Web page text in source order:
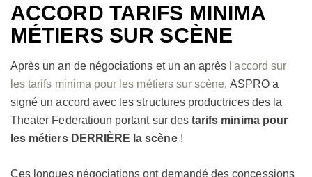
ACCORD TARIFS MINIMA
MÉTIERS SUR SCÈNE
Après un an de négociations et un an après l'accord sur
les tarifs minima pour les métiers sur scène, ASPRO a
signé un accord avec les structures productrices des la
Theater Federatioun portant sur des tarifs minima pour
les métiers DERRIÈRE la scène!
Ces longues négociations ont demandé des concessions